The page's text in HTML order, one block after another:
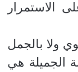
الاستمرار
ولا بالجمل
الجميلة هي